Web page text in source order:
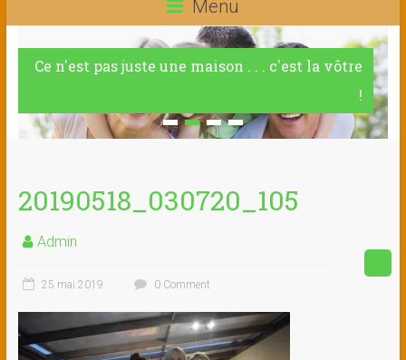
Menu
Ce n'est pas juste une maison . . . c'est la vôtre
!
20190518_030720_105
Admin
25 mai 2019 0 Comment